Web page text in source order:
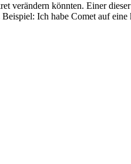
verändern könnten. Einer
Ich habe Comet auf